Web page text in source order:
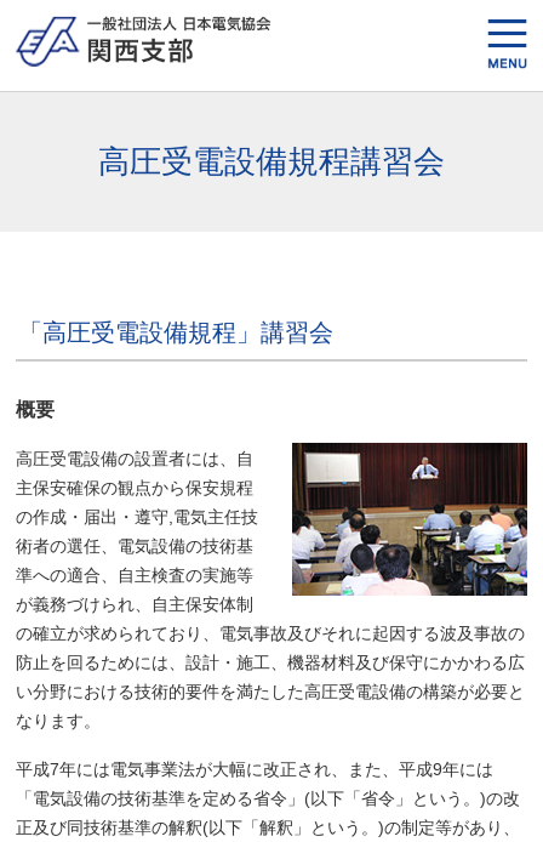
高圧受電設備規程講習会
「高圧受電設備規程」講習会
概要
高圧受電設備の設置者には、自
主保安確保の観点から保安規程
の作成・届出・遵守,電気主任技
術者の選任、電気設備の技術基
準への適合、自主検査の実施等
が義務づけられ、自主保安体制
の確立が求められており、電気事故及びそれに起因する波及事故の
防止を回るためには、設計・施工、機器材料及び保守にかかわる広
い分野における技術的要件を満たした高圧受電設備の構築が必要と
なります。
平成7年には電気事業法が大幅に改正され、また、平成9年には
「電気設備の技術基準を定める省令」(以下「省令」という。)の改
正及び同技術基準の解釈(以下「解釈」という。)の制定等があり、